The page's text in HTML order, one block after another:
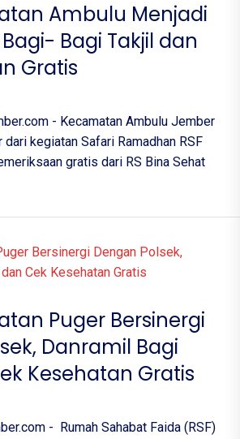
Ambulu Menjadi
Bagi Takjil dan
Gratis
- Kecamatan Ambulu Jember
kegiatan Safari Ramadhan RSF
gratis dari RS Bina Sehat
Puger Bersinergi
Danramil Bagi
Kesehatan Gratis
- Rumah Sahabat Faida (RSF)